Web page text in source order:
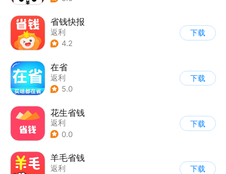
省钱快报
返利
4.2
下载
在省
返利
5.0
下载
花生省钱
返利
0.0
下载
羊毛省钱
返利
下载